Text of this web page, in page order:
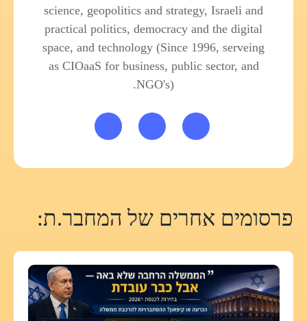
science, geopolitics and strategy, Israeli and
practical politics, democracy and the digital
space, and technology (Since 1996, serveing
as CIOaaS for business, public sector, and
NGO's).
פרסומים אחרים של המחבר.ת: